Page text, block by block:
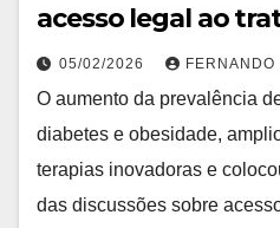
acesso legal ao
05/02/2026 FERNANDO
O aumento da prevalência
diabetes e obesidade,
terapias inovadoras e
das discussões sobre